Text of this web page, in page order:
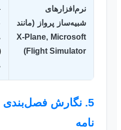
نرم‌افزارهای
شبیه‌ساز پرواز (مانند
X-Plane, Microsoft
Flight Simulator)
5. نگارش فصل‌بندی
نامه